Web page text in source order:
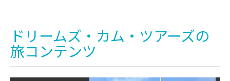
ドリームズ・カム・ツアーズの
旅コンテンツ